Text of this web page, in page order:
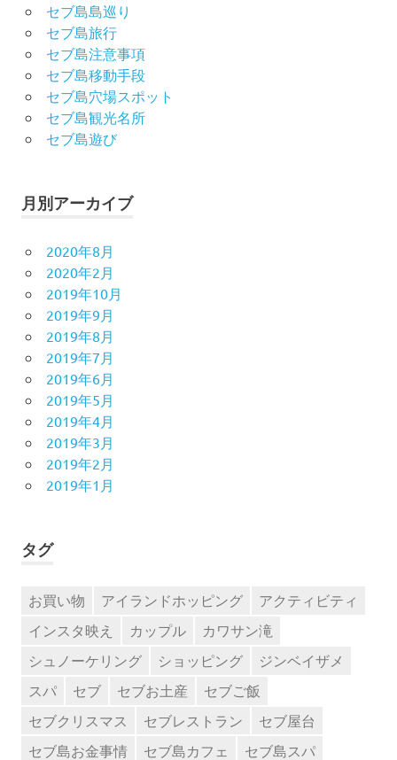
セブ島島巡り
セブ島旅行
セブ島注意事項
セブ島移動手段
セブ島穴場スポット
セブ島観光名所
セブ島遊び
月別アーカイブ
2020年8月
2020年2月
2019年10月
2019年9月
2019年8月
2019年7月
2019年6月
2019年5月
2019年4月
2019年3月
2019年2月
2019年1月
タグ
お買い物 アイランドホッピング
アクティビティ
インスタ映え
カップル
カワサン滝
シュノーケリング
ショッピング
ジンベイザメ
スパ
セブ セブお土産
セブご飯
セブクリスマス
セブレストラン
セブ屋台
セブ島お金事情
セブ島カフェ セブ島スパ